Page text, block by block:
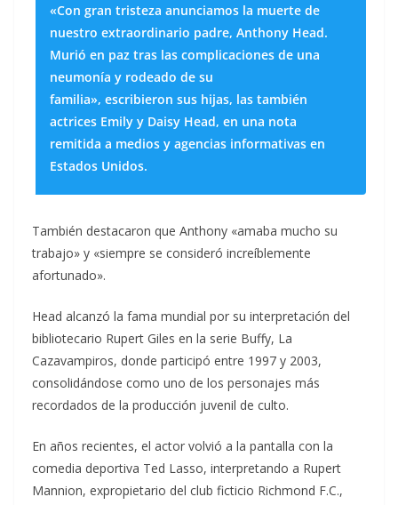
«Con gran tristeza anunciamos la muerte de
nuestro extraordinario padre, Anthony Head.
Murió en paz tras las complicaciones de una
neumonía y rodeado de su
familia», escribieron sus hijas, las también
actrices Emily y Daisy Head, en una nota
remitida a medios y agencias informativas en
Estados Unidos.
También destacaron que Anthony «amaba mucho su
trabajo» y «siempre se consideró increíblemente
afortunado».
Head alcanzó la fama mundial por su interpretación del
bibliotecario Rupert Giles en la serie Buffy, La
Cazavampiros, donde participó entre 1997 y 2003,
consolidándose como uno de los personajes más
recordados de la producción juvenil de culto.
En años recientes, el actor volvió a la pantalla con la
comedia deportiva Ted Lasso, interpretando a Rupert
Mannion, expropietario del club ficticio Richmond F.C.,